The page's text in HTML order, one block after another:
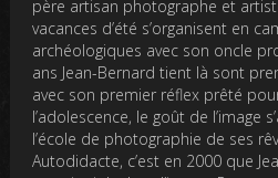
père artisan photographe et
vacances d’été s’organisent en
archéologiques avec son oncle
ans Jean-Bernard tient là sont
avec son premier réflex prêté
l’adolescence, le goût de l’image
l’école de photographie de ses
Autodidacte, c’est en 2000 que